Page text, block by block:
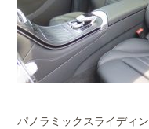
パノラミックスライディ